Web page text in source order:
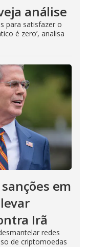
análise
para satisfazer o
é zero’, analisa
em
Irã
redes
de criptomoedas